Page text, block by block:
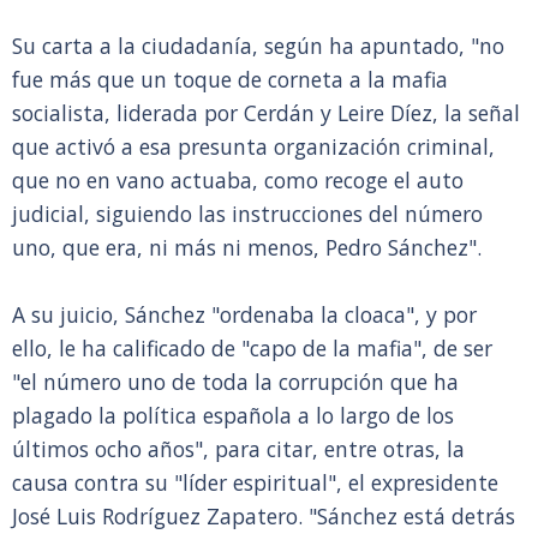
Su carta a la ciudadanía, según ha apuntado, "no
fue más que un toque de corneta a la mafia
socialista, liderada por Cerdán y Leire Díez, la señal
que activó a esa presunta organización criminal,
que no en vano actuaba, como recoge el auto
judicial, siguiendo las instrucciones del número
uno, que era, ni más ni menos, Pedro Sánchez".
A su juicio, Sánchez "ordenaba la cloaca", y por
ello, le ha calificado de "capo de la mafia", de ser
"el número uno de toda la corrupción que ha
plagado la política española a lo largo de los
últimos ocho años", para citar, entre otras, la
causa contra su "líder espiritual", el expresidente
José Luis Rodríguez Zapatero. "Sánchez está detrás